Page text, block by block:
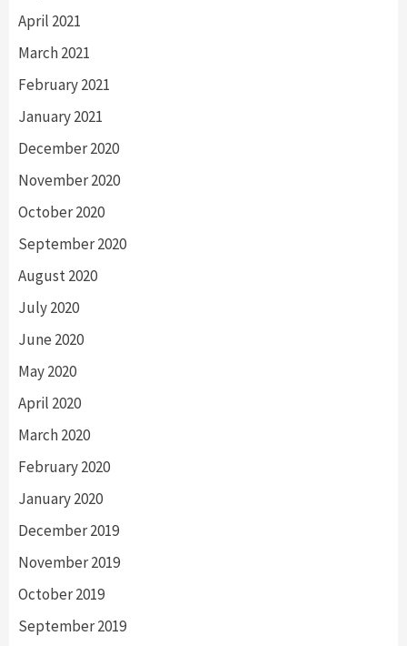
April 2021
March 2021
February 2021
January 2021
December 2020
November 2020
October 2020
September 2020
August 2020
July 2020
June 2020
May 2020
April 2020
March 2020
February 2020
January 2020
December 2019
November 2019
October 2019
September 2019